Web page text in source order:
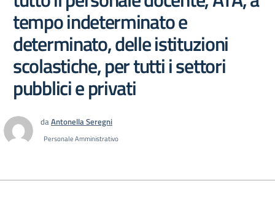
tempo indeterminato e
determinato, delle istituzioni
scolastiche, per tutti i settori
pubblici e privati
daAntonella Seregni
Personale Amministrativo